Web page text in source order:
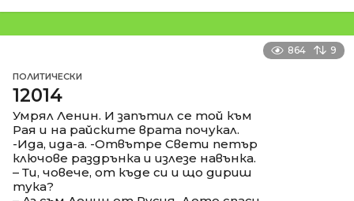
864 9
ПОЛИТИЧЕСКИ
12014
Умрял Ленин. И запътил се той към
Рая и на райските врата почукал.
-Ида, ида-а. -Отвътре Свети петър
ключове раздрънка и излезе навънка.
– Ти, човече, от къде си и що дириш
тука?